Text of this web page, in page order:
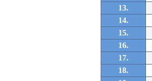
13.
14.
15.
16.
17.
18.